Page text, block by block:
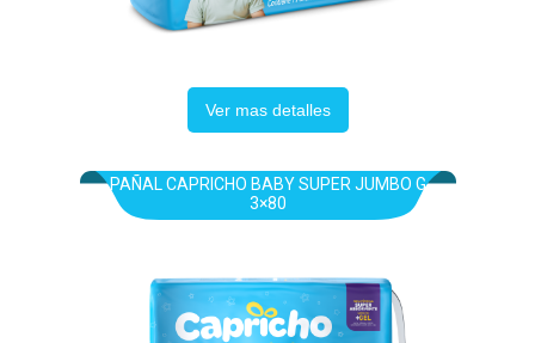
Ver mas detalles
PAÑAL CAPRICHO BABY SUPER JUMBO G
3×80